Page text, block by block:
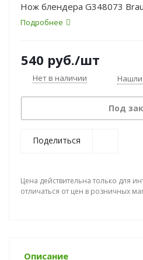
Нож блендера G348073
Подробнее
540 руб./шт
Нет в наличии
Под
Поделиться
Цена действительна только для
отличаться от цен в розничных
Описание